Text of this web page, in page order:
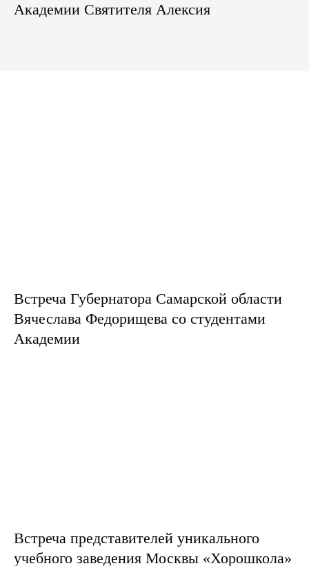
Академии Святителя Алексия
Встреча Губернатора Самарской области
Вячеслава Федорищева со студентами
Академии
Встреча представителей уникального
учебного заведения Москвы «Хорошкола»